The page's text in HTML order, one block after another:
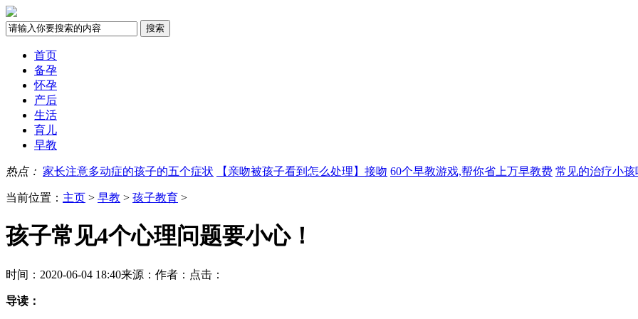
首页
备孕
怀孕
产后
生活
育儿
早教
热点： 家长注意多动症的孩子的五个症状 【亲吻被孩子看到怎么处理】接吻 60个早教游戏,帮你省上万早教费 常见的治疗小
当前位置： 主页 > 早教 > 孩子教育 >
孩子常见4个心理问题要小心！
时间：2020-06-04 18:40来源： 作者： 点击：
导读：